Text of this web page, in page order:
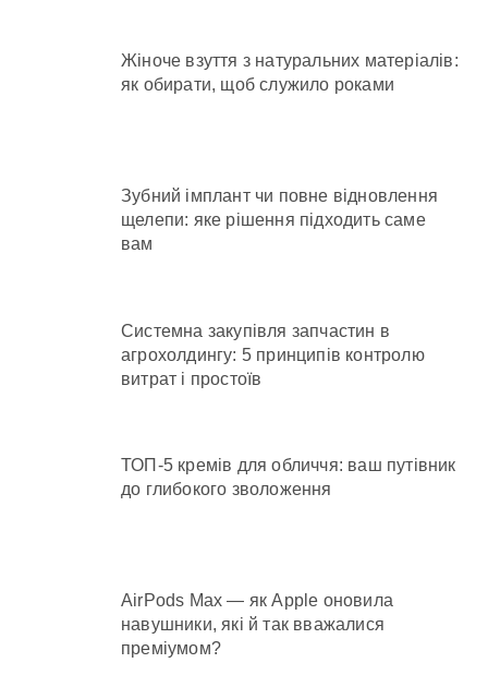
Жіноче взуття з натуральних матеріалів:
як обирати, щоб служило роками
Зубний імплант чи повне відновлення
щелепи: яке рішення підходить саме
вам
Системна закупівля запчастин в
агрохолдингу: 5 принципів контролю
витрат і простоїв
ТОП-5 кремів для обличчя: ваш путівник
до глибокого зволоження
AirPods Max — як Apple оновила
навушники, які й так вважалися
преміумом?